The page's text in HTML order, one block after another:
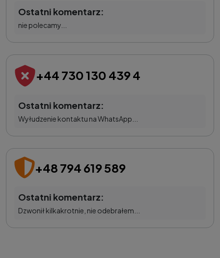
Ostatni komentarz:
nie polecamy...
+44 730 130 439 4
Ostatni komentarz:
Wyłudzenie kontaktu na WhatsApp...
+48 794 619 589
Ostatni komentarz:
Dzwonił kilkakrotnie, nie odebrałem...